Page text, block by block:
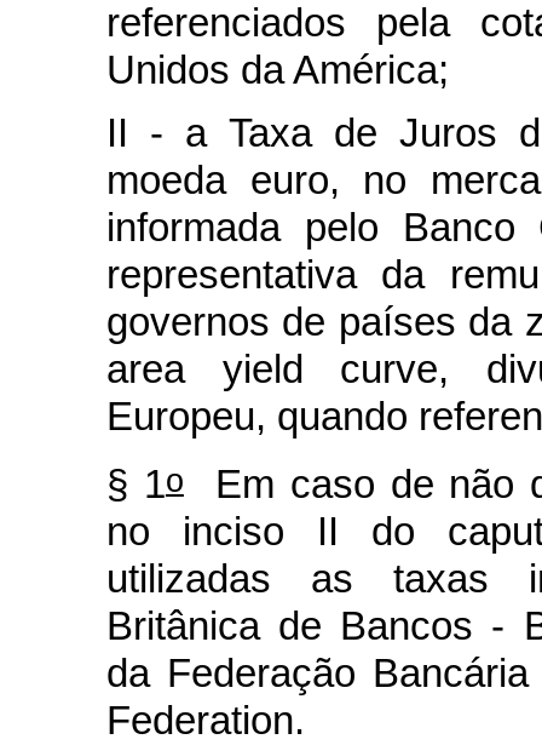
referenciados pela
Unidos da América;
II - a Taxa de Juros
moeda euro, no
informada pelo
representativa da
governos de países da
area yield curve,
Europeu, quando
§ 1oEm caso de não
no inciso II do
utilizadas as taxas
Britânica de Bancos -
da Federação
Federation.